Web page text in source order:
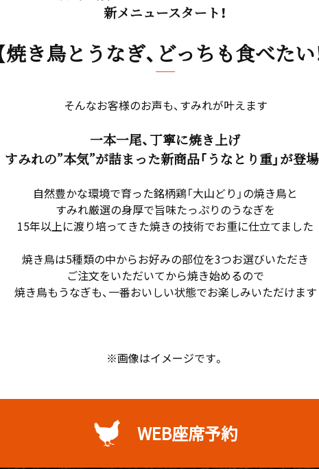
新メニュースタート！
焼き鳥とうなぎ、どっちも食べたい
そんなお客様のお声も、すみれが叶えます
一本一尾、丁寧に焼き上げ
すみれの”本気”が詰まった新商品「うなとり重」が登場
自然豊かな環境で育った銘柄鶏「大山どり」の焼き鳥と
すみれ厳選の身厚で旨味たっぷりのうなぎを
15年以上に渡り培ってきた焼きの技術でお重に仕立てました
焼き鳥は5種類の中からお好みの部位を3つお選びいただき
ご注文をいただいてから焼き始めるので
焼き鳥もうなぎも、一番おいしい状態でお楽しみいただけます
※画像はイメージです。
WEB座席予約